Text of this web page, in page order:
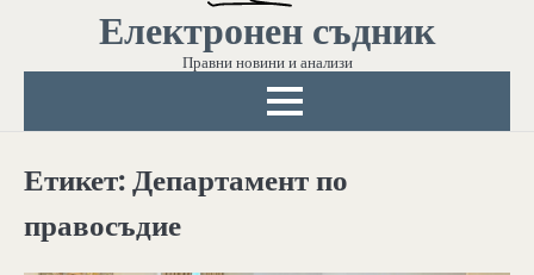
Електронен съдник
Правни новини и анализи
Етикет:Департамент по
правосъдие